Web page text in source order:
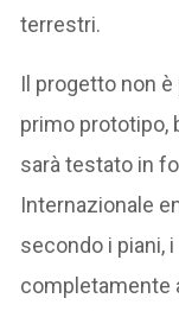
terrestri.
Il progetto non
primo prototipo,
sarà testato in
Internazionale
secondo i piani,
completamente